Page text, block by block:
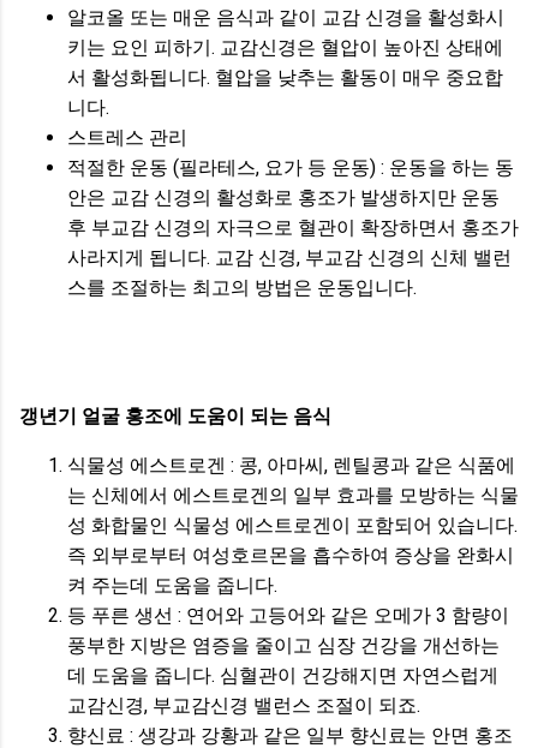
알코올 또는 매운 음식과 같이 교감 신경을 활성화시
키는 요인 피하기. 교감신경은 혈압이 높아진 상태에
서 활성화됩니다. 혈압을 낮추는 활동이 매우 중요합
니다.
스트레스 관리
적절한 운동 (필라테스, 요가 등 운동) : 운동을 하는 동
안은 교감 신경의 활성화로 홍조가 발생하지만 운동
후 부교감 신경의 자극으로 혈관이 확장하면서 홍조가
사라지게 됩니다. 교감 신경, 부교감 신경의 신체 밸런
스를 조절하는 최고의 방법은 운동입니다.
갱년기 얼굴 홍조에 도움이 되는 음식
식물성 에스트로겐 : 콩, 아마씨, 렌틸콩과 같은 식품에
는 신체에서 에스트로겐의 일부 효과를 모방하는 식물
성 화합물인 식물성 에스트로겐이 포함되어 있습니다.
즉 외부로부터 여성호르몬을 흡수하여 증상을 완화시
켜 주는데 도움을 줍니다.
등 푸른 생선 : 연어와 고등어와 같은 오메가 3 함량이
풍부한 지방은 염증을 줄이고 심장 건강을 개선하는
데 도움을 줍니다. 심혈관이 건강해지면 자연스럽게
교감신경, 부교감신경 밸런스 조절이 되죠.
향신료 : 생강과 강황과 같은 일부 향신료는 안면 홍조